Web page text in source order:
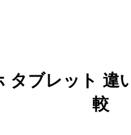
タブレット 違
較